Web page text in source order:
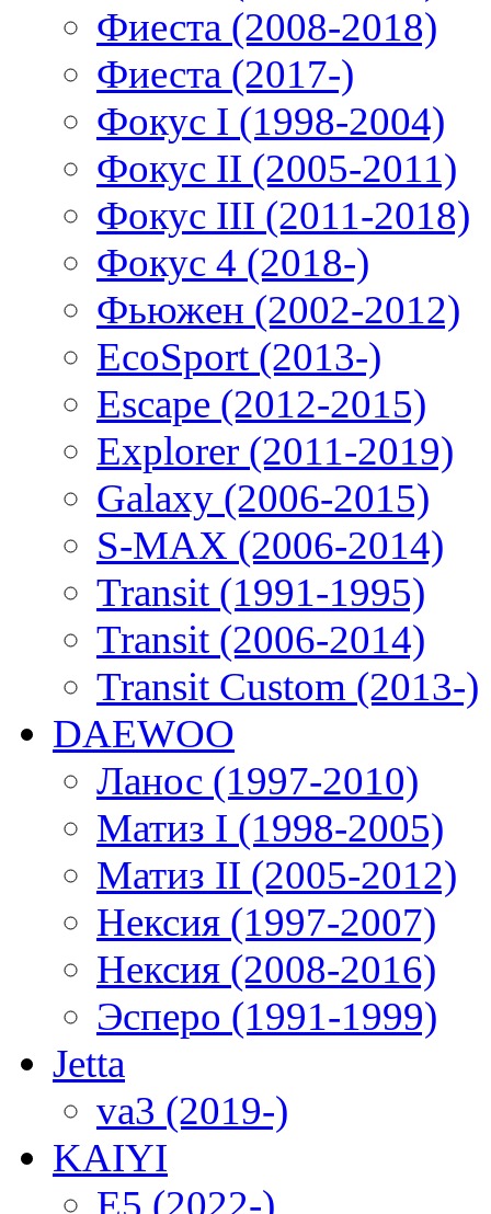
Фиеста (2008-2018)
Фиеста (2017-)
Фокус I (1998-2004)
Фокус II (2005-2011)
Фокус III (2011-2018)
Фокус 4 (2018-)
Фьюжен (2002-2012)
EcoSport (2013-)
Escape (2012-2015)
Explorer (2011-2019)
Galaxy (2006-2015)
S-MAX (2006-2014)
Transit (1991-1995)
Transit (2006-2014)
Transit Custom (2013-)
DAEWOO
Ланос (1997-2010)
Матиз I (1998-2005)
Матиз II (2005-2012)
Нексия (1997-2007)
Нексия (2008-2016)
Эсперо (1991-1999)
Jetta
va3 (2019-)
KAIYI